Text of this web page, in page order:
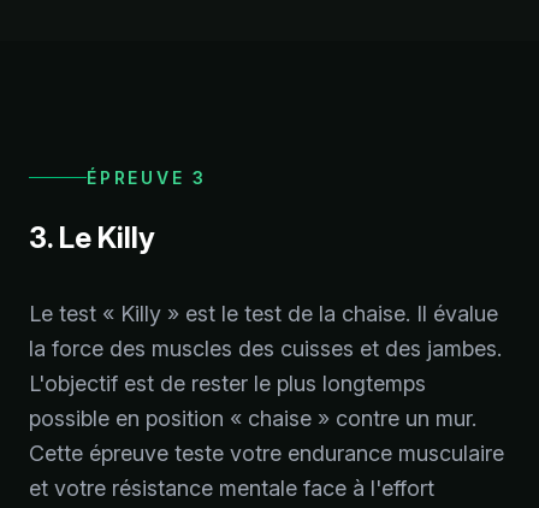
ÉPREUVE 3
3. Le Killy
Le test « Killy » est le test de la chaise. Il évalue
la force des muscles des cuisses et des jambes.
L'objectif est de rester le plus longtemps
possible en position « chaise » contre un mur.
Cette épreuve teste votre endurance musculaire
et votre résistance mentale face à l'effort